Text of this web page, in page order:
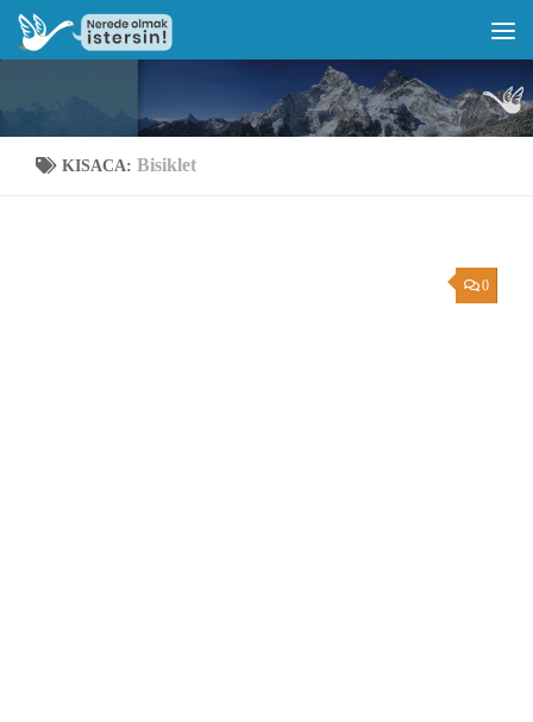
KISACA: Bisiklet
0